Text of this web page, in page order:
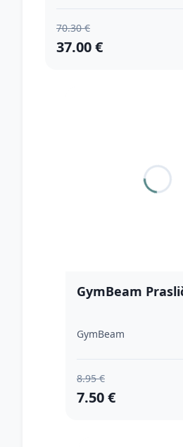
70.30 €
37.00 €
GymBeam
GymBeam
8.95 €
7.50 €